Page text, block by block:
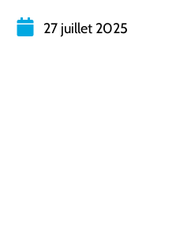
27 juillet 2025